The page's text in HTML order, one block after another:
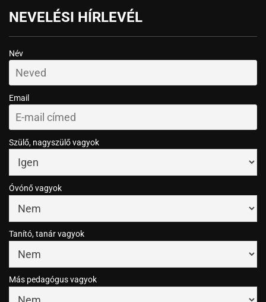
NEVELÉSI HÍRLEVÉL
Név
Email
Szülő, nagyszülő vagyok
Óvónő vagyok
Tanító, tanár vagyok
Más pedagógus vagyok